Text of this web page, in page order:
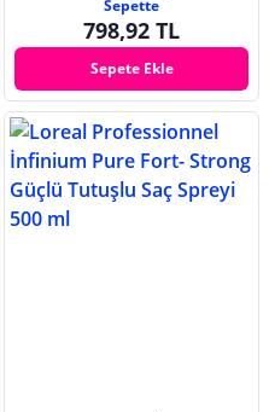
Sepette
798,92 TL
Sepete Ekle